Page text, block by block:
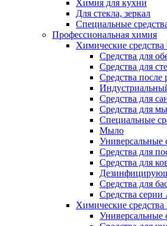
Химия для кухни
Для стекла, зеркал
Специальные
Профессиональная химия
Химические средства
Средства для
Средства для
Средства после
Средства для
Средства для
Специальные
Мыло
Универсальные
Средства для
Средства для
Средства для
Средства серии
Химические средства
Универсальные